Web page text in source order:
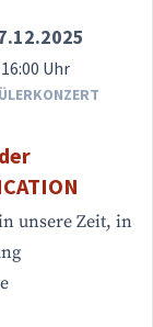
16:00 Uhr
unsere Zeit, in